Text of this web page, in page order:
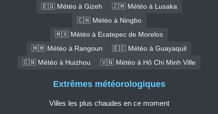
🇪🇬 Météo à Gizeh
🇿🇲 Météo à Lusaka
🇨🇳 Météo à Ningbo
🇲🇽 Météo à Ecatepec de Morelos
🇲🇲 Météo à Rangoun
🇪🇨 Météo à Guayaquil
🇨🇳 Météo à Huizhou
🇻🇳 Météo à Hô Chi Minh Ville
Extrêmes météorologiques
Villes les plus chaudes en ce moment